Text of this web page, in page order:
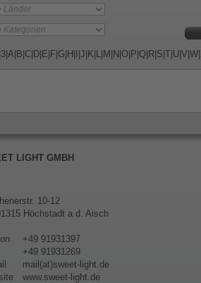
3 A B C D E F G H J K L M N O P Q R S T U V W
LIGHT GMBH
10-12
Höchstadt a.d. Aisch
+49 91931397
+49 91931269
mail(at)sweet-light.de
www.sweet-light.de